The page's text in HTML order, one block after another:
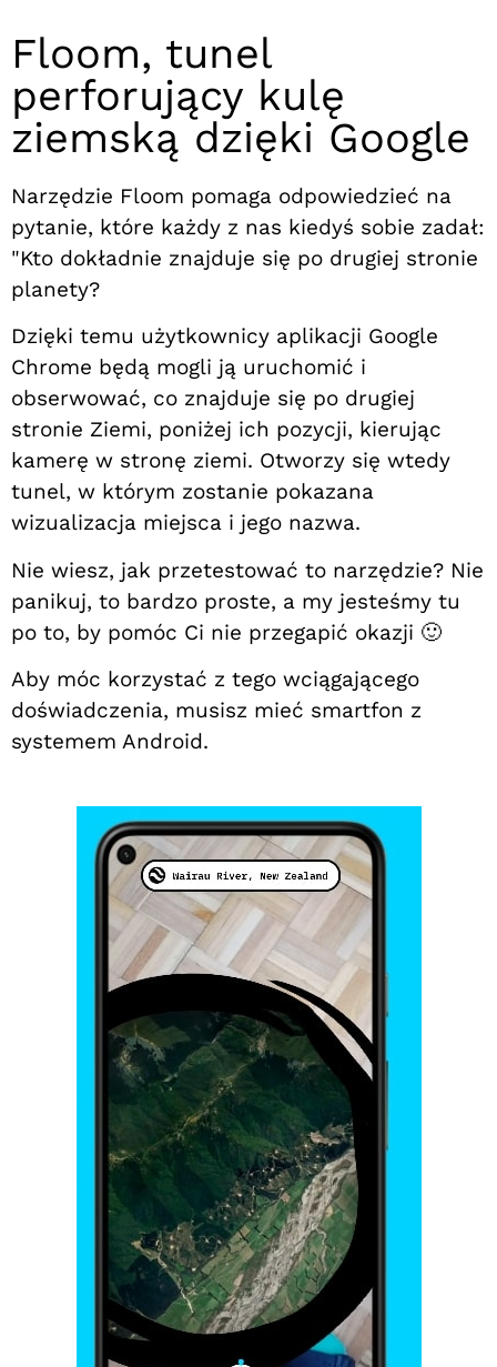
Floom, tunel
perforujący kulę
ziemską dzięki Google
Narzędzie Floom pomaga odpowiedzieć na
pytanie, które każdy z nas kiedyś sobie zadał:
"Kto dokładnie znajduje się po drugiej stronie
planety?
Dzięki temu użytkownicy aplikacji Google
Chrome będą mogli ją uruchomić i
obserwować, co znajduje się po drugiej
stronie Ziemi, poniżej ich pozycji, kierując
kamerę w stronę ziemi. Otworzy się wtedy
tunel, w którym zostanie pokazana
wizualizacja miejsca i jego nazwa.
Nie wiesz, jak przetestować to narzędzie? Nie
panikuj, to bardzo proste, a my jesteśmy tu
po to, by pomóc Ci nie przegapić okazji 🙂
Aby móc korzystać z tego wciągającego
doświadczenia, musisz mieć smartfon z
systemem Android.